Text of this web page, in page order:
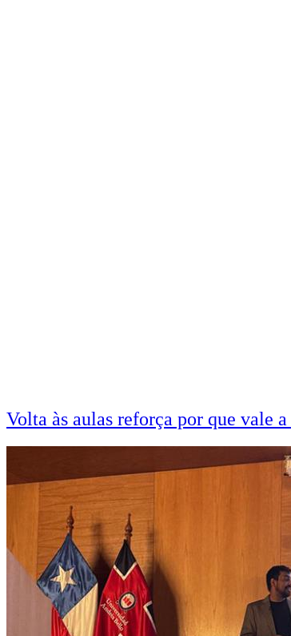
Volta às aulas reforça por que vale